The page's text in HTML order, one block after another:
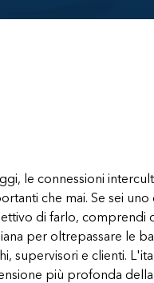
le connessioni
che mai. Se sei
di farlo, comprendi
per oltrepassare le
supervisori e clienti.
più profonda